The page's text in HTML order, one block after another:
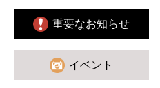
重要なお知らせ
イベント